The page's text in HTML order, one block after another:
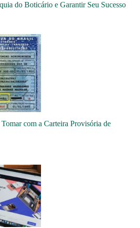
do Boticário e Garantir Seu Sucesso
com a Carteira Provisória de